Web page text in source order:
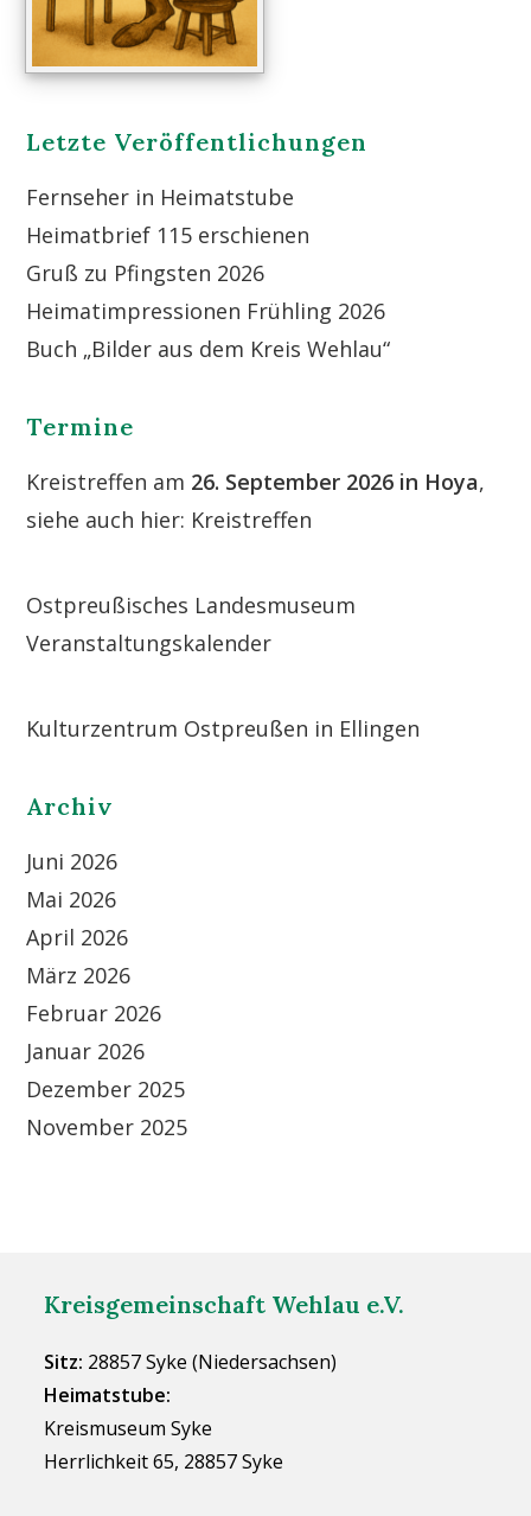
Letzte Veröffentlichungen
Fernseher in Heimatstube
Heimatbrief 115 erschienen
Gruß zu Pfingsten 2026
Heimatimpressionen Frühling 2026
Buch „Bilder aus dem Kreis Wehlau“
Termine
Kreistreffen am 26. September 2026 in Hoya,
siehe auch hier: Kreistreffen
Ostpreußisches Landesmuseum
Veranstaltungskalender
Kulturzentrum Ostpreußen in Ellingen
Archiv
Juni 2026
Mai 2026
April 2026
März 2026
Februar 2026
Januar 2026
Dezember 2025
November 2025
Kreisgemeinschaft Wehlau e.V.
Sitz: 28857 Syke (Niedersachsen)
Heimatstube:
Kreismuseum Syke
Herrlichkeit 65, 28857 Syke